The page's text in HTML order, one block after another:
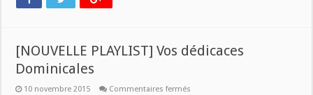
[NOUVELLE PLAYLIST] Vos dédicaces
Dominicales
10 novembre 2015 Commentaires fermés